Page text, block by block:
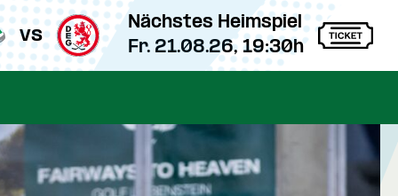
vs
Nächstes Heimspiel
Fr. 21.08.26, 19:30h